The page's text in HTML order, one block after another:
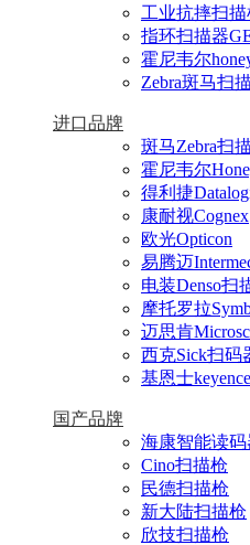
工业抗摔扫描
指环扫描器
霍尼韦尔
Zebra斑马扫
进口品牌
斑马Zebra扫
霍尼韦尔
得利捷
康耐视Cognex
欧光Opticon
易腾迈
电装Denso扫
摩托罗拉
迈思肯
西克Sick扫码
基恩士
国产品牌
海康智能读码
Cino扫描枪
民德扫描枪
新大陆扫描枪
欣技扫描枪